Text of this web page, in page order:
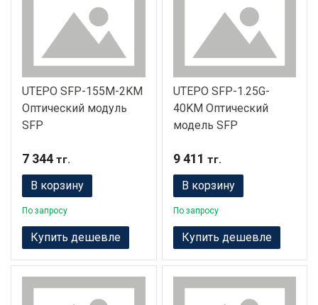
UTEPO SFP-155M-2KM
Оптический модуль
SFP
7 344 тг.
В корзину
По запросу
Купить дешевле
UTEPO SFP-1.25G-
40KM Оптический
модель SFP
9 411 тг.
В корзину
По запросу
Купить дешевле